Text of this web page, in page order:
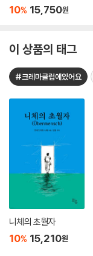
10% 15,750원
이 상품의 태그
#크레마클럽에있어요
니체의 초월자
10% 15,210원